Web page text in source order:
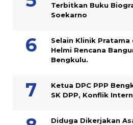
Terbitkan Buku
Soekarno
Selain Klinik
Helmi Rencana
Bengkulu.
Ketua DPC PPP
SK DPP, Konflik
Diduga Dikerjakan